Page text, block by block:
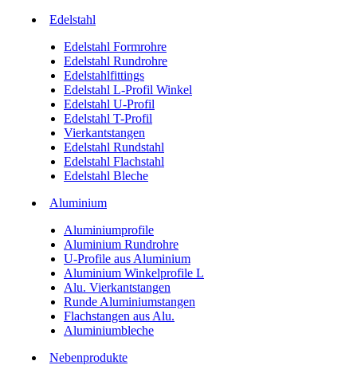
Edelstahl
Edelstahl Formrohre
Edelstahl Rundrohre
Edelstahlfittings
Edelstahl L-Profil Winkel
Edelstahl U-Profil
Edelstahl T-Profil
Vierkantstangen
Edelstahl Rundstahl
Edelstahl Flachstahl
Edelstahl Bleche
Aluminium
Aluminiumprofile
Aluminium Rundrohre
U-Profile aus Aluminium
Aluminium Winkelprofile L
Alu. Vierkantstangen
Runde Aluminiumstangen
Flachstangen aus Alu.
Aluminiumbleche
Nebenprodukte